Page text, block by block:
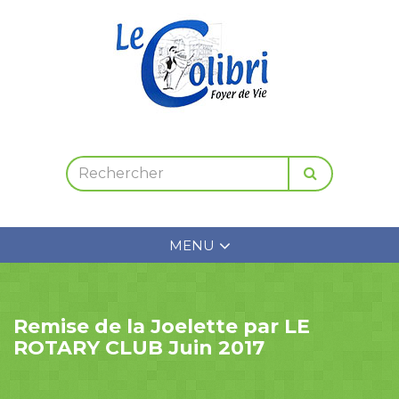
MENU
Remise de la Joelette par LE
ROTARY CLUB Juin 2017